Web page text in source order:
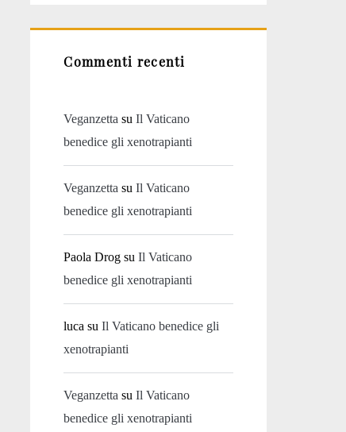
Commenti recenti
Veganzetta suIl Vaticano
benedice gli xenotrapianti
Veganzetta suIl Vaticano
benedice gli xenotrapianti
Paola Drog suIl Vaticano
benedice gli xenotrapianti
luca suIl Vaticano benedice gli
xenotrapianti
Veganzetta suIl Vaticano
benedice gli xenotrapianti